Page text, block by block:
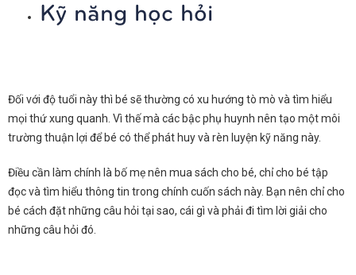
Kỹ năng học hỏi
Đối với độ tuổi này thì bé sẽ thường có xu hướng tò mò và tìm hiểu
mọi thứ xung quanh. Vì thế mà các bậc phụ huynh nên tạo một môi
trường thuận lợi để bé có thể phát huy và rèn luyện kỹ năng này.
Điều cần làm chính là bố mẹ nên mua sách cho bé, chỉ cho bé tập
đọc và tìm hiểu thông tin trong chính cuốn sách này. Bạn nên chỉ cho
bé cách đặt những câu hỏi tại sao, cái gì và phải đi tìm lời giải cho
những câu hỏi đó.